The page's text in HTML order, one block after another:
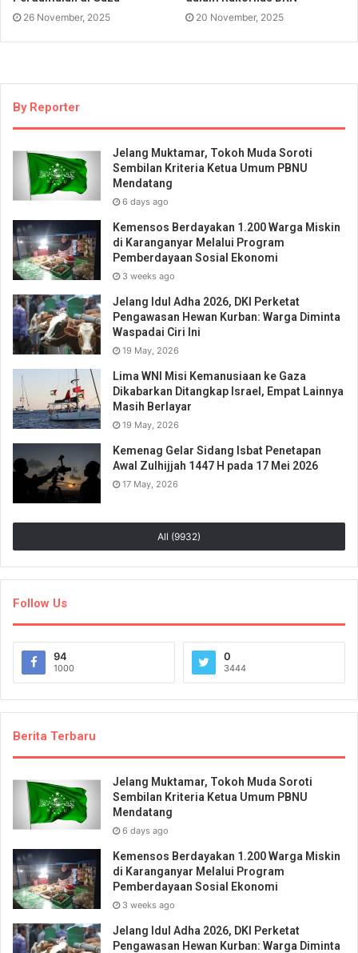
26 November, 2025 20 November, 2025
By Reporter
Jelang Muktamar, Tokoh Muda Soroti
Sembilan Kriteria Ketua Umum PBNU
Mendatang
6 days ago
Kemensos Berdayakan 1.200 Warga Miskin
di Karanganyar Melalui Program
Pemberdayaan Sosial Ekonomi
3 weeks ago
Jelang Idul Adha 2026, DKI Perketat
Pengawasan Hewan Kurban: Warga Diminta
Waspadai Ciri Ini
19 May, 2026
Lima WNI Misi Kemanusiaan ke Gaza
Dikabarkan Ditangkap Israel, Empat Lainnya
Masih Berlayar
19 May, 2026
Kemenag Gelar Sidang Isbat Penetapan
Awal Zulhijjah 1447 H pada 17 Mei 2026
17 May, 2026
All (9932)
Follow Us
94
1000
0
3444
Berita Terbaru
Jelang Muktamar, Tokoh Muda Soroti
Sembilan Kriteria Ketua Umum PBNU
Mendatang
6 days ago
Kemensos Berdayakan 1.200 Warga Miskin
di Karanganyar Melalui Program
Pemberdayaan Sosial Ekonomi
3 weeks ago
Jelang Idul Adha 2026, DKI Perketat
Pengawasan Hewan Kurban: Warga Diminta